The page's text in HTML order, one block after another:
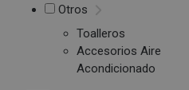
Otros
Toalleros
Accesorios Aire
Acondicionado